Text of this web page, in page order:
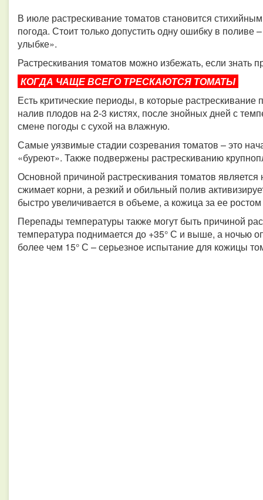
В июле растрескивание томатов становится
погода. Стоит только допустить одну ошибку в
улыбке».
Растрескивания томатов можно избежать, если знать
КОГДА ЧАЩЕ ВСЕГО ТРЕСКАЮТСЯ ТОМАТЫ
Есть критические периоды, в которые
налив плодов на 2-3 кистях, после знойных дней с
смене погоды с сухой на влажную.
Самые уязвимые стадии созревания томатов – это
«буреют». Также подвержены растрескиванию
Основной причиной растрескивания томатов
сжимает корни, а резкий и обильный полив
быстро увеличивается в объеме, а кожица за ее
Перепады температуры также могут быть причиной
температура поднимается до +35° С и выше, а ночью
более чем 15° С – серьезное испытание для кожицы